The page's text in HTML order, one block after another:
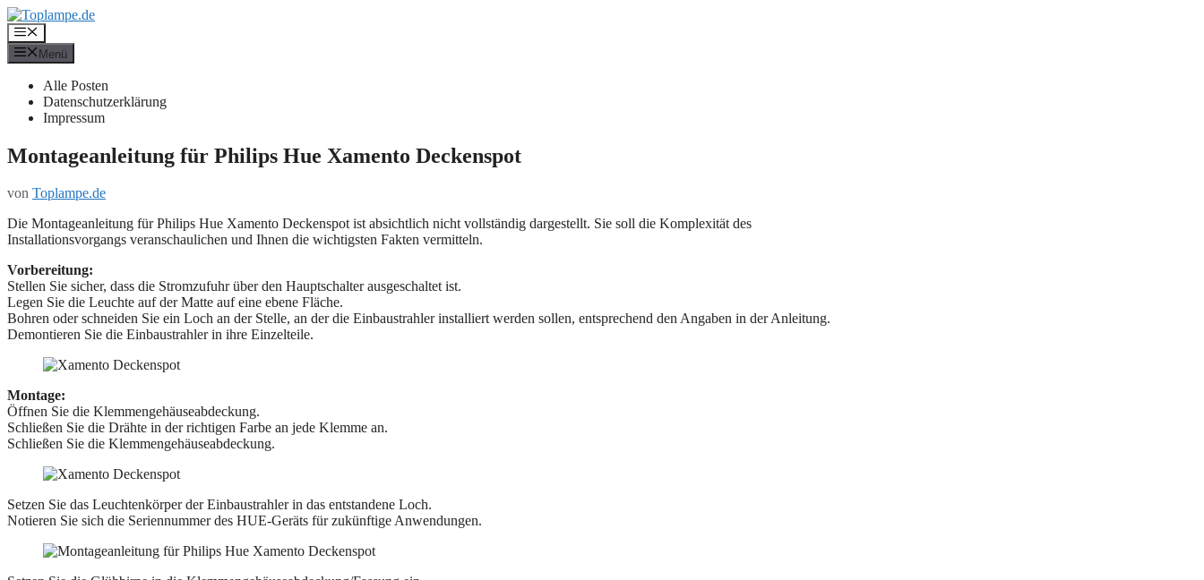
Zum
Inhalt
springen
Menü
Menü
Alle Posten
Datenschutzerklärung
Impressum
Montageanleitung für Philips Hue Xamento Deckenspot
von Toplampe.de
Die Montageanleitung für Philips Hue Xamento Deckenspot ist absichtlich nicht vollständig dargestellt. Sie soll die Komplexität des
Installationsvorgangs veranschaulichen und Ihnen die wichtigsten Fakten vermitteln.
Vorbereitung:
Stellen Sie sicher, dass die Stromzufuhr über den Hauptschalter ausgeschaltet ist.
Legen Sie die Leuchte auf der Matte auf eine ebene Fläche.
Bohren oder schneiden Sie ein Loch an der Stelle, an der die Einbaustrahler installiert werden sollen, entsprechend den Angaben in der Anleitung.
Demontieren Sie die Einbaustrahler in ihre Einzelteile.
Montage:
Öffnen Sie die Klemmengehäuseabdeckung.
Schließen Sie die Drähte in der richtigen Farbe an jede Klemme an.
Schließen Sie die Klemmengehäuseabdeckung.
Setzen Sie das Leuchtenkörper der Einbaustrahler in das entstandene Loch.
Notieren Sie sich die Seriennummer des HUE-Geräts für zukünftige Anwendungen.